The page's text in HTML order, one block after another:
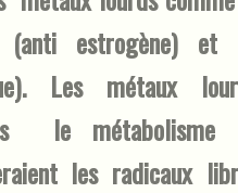
estrogène) et
Les métaux
le métabolisme
les radicaux